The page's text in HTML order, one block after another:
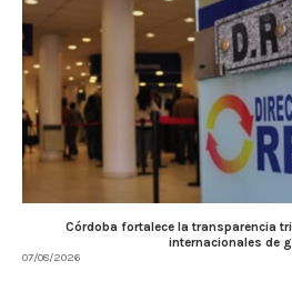
Córdoba fortalece la transparencia
internacionales de
07/08/2026